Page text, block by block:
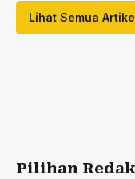
Lihat Semua
Pilihan